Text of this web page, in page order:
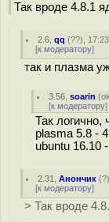
Так вроде 4.8.1
2.6 ,qq (??),
[к модератору]
так и плазма
3.56 ,soarin (
[к модератору]
Так логично,
plasma 5.8 -
ubuntu 16.10
2.31 ,Анончик (?
[к модератору]
> Так вроде